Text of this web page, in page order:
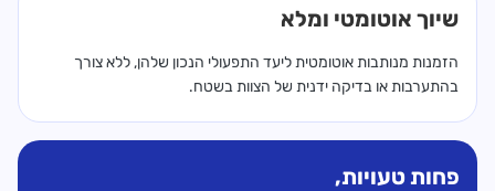
שיוך אוטומטי ומלא
הזמנות מנותבות אוטומטית ליעד התפעולי הנכון שלהן, ללא צורך
בהתערבות או בדיקה ידנית של הצוות בשטח.
פחות טעויות,